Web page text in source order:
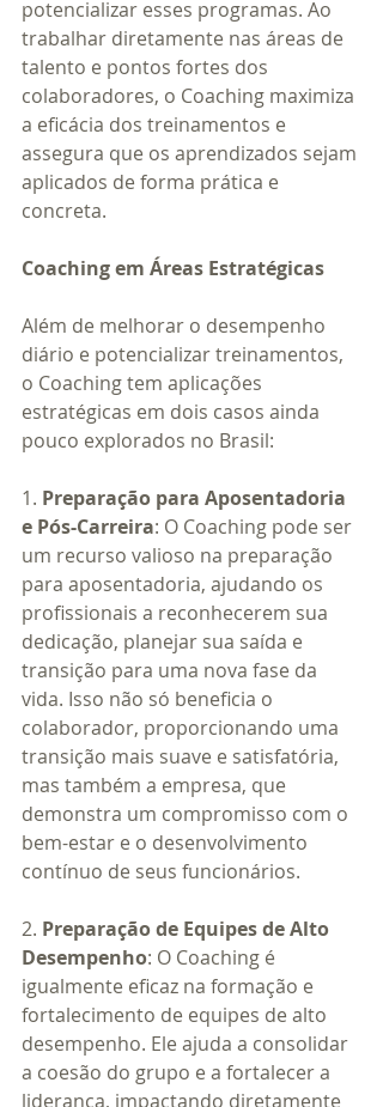
potencializar esses programas. Ao
trabalhar diretamente nas áreas de
talento e pontos fortes dos
colaboradores, o Coaching maximiza
a eficácia dos treinamentos e
assegura que os aprendizados sejam
aplicados de forma prática e
concreta.
Coaching em Áreas Estratégicas
Além de melhorar o desempenho
diário e potencializar treinamentos,
o Coaching tem aplicações
estratégicas em dois casos ainda
pouco explorados no Brasil:
1. Preparação para Aposentadoria
e Pós-Carreira: O Coaching pode ser
um recurso valioso na preparação
para aposentadoria, ajudando os
profissionais a reconhecerem sua
dedicação, planejar sua saída e
transição para uma nova fase da
vida. Isso não só beneficia o
colaborador, proporcionando uma
transição mais suave e satisfatória,
mas também a empresa, que
demonstra um compromisso com o
bem-estar e o desenvolvimento
contínuo de seus funcionários.
2. Preparação de Equipes de Alto
Desempenho: O Coaching é
igualmente eficaz na formação e
fortalecimento de equipes de alto
desempenho. Ele ajuda a consolidar
a coesão do grupo e a fortalecer a
liderança, impactando diretamente